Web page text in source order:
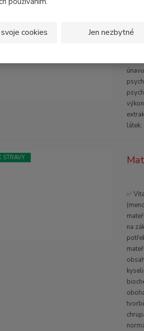
cookies Jen nezbytné
✅
látek.
STRAVY
✅
na